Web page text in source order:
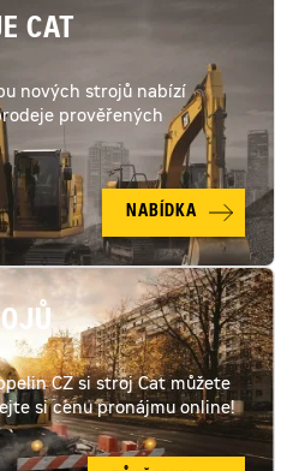
CAT
nových strojů nabízí
prověřených
NABÍDKA
CZ si stroj Cat můžete
si cenu pronájmu online!